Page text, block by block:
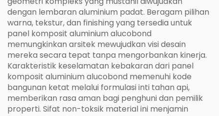
dengan lembaran aluminium padat. Beragam pilihan
warna, tekstur, dan finishing yang tersedia untuk
panel komposit aluminium alucobond
memungkinkan arsitek mewujudkan visi desain
mereka secara tepat tanpa mengorbankan kinerja.
Karakteristik keselamatan kebakaran dari panel
komposit aluminium alucobond memenuhi kode
bangunan ketat melalui formulasi inti tahan api,
memberikan rasa aman bagi penghuni dan pemilik
properti. Sifat non-toksik material ini menjamin